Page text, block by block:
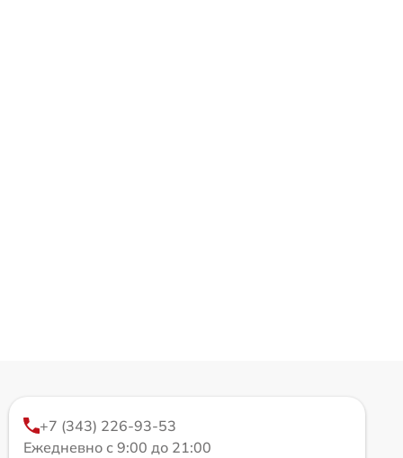
+7 (343) 226-93-53
Ежедневно с 9:00 до 21:00